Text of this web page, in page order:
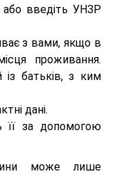
або введіть УНЗР
з вами, якщо в
проживання.
батьків, з ким
дані.
її за допомогою
може лише